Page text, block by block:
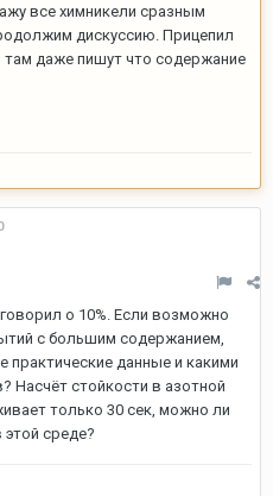
все химникели сразным
дискуссию. Прицепил
даже пишут что содержание
о 10%. Если возможно
с большим содержанием,
практические данные и какими
Насчёт стойкости в азотной
только 30 сек, можно ли
этой среде?